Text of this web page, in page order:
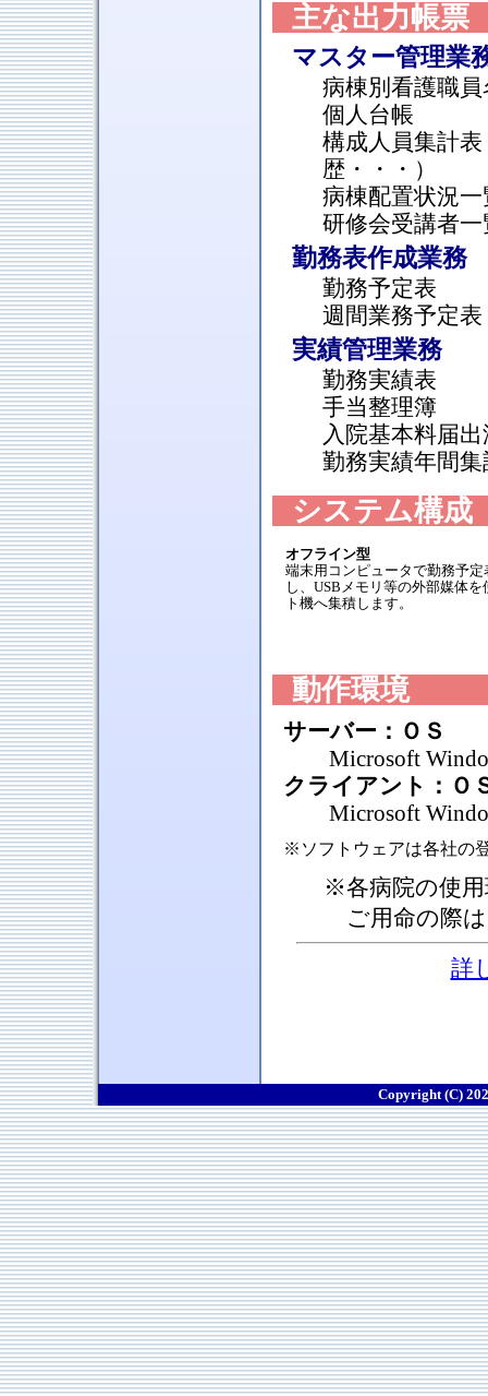
主な出力帳票
マスター管理業
病棟別看護職員
個人台帳
構成人員集計
歴・・・）
病棟配置状況一
研修会受講者一
勤務表作成業務
勤務予定表
週間業務予定表
実績管理業務
勤務実績表
手当整理簿
入院基本料届
勤務実績年間
システム構成
オフライン型
端末用コンピュータで勤務予定
し、USBメモリ等の外部媒体を
ト機へ集積します。
動作環境
サーバー：ＯＳ
Microsoft
クライアント：Ｏ
Microsoft
※ ソフトウェアは各社の
※各病院の使
ご用命の際
詳
Copyright (C)